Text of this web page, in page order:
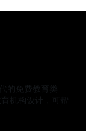
的免费教育类
机构设计，可帮